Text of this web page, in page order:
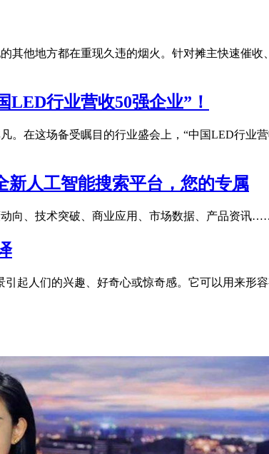
其他地方都在重现久违的烟火。针对摊主快速催
行业营收50强企业”！
在这场备受瞩目的行业盛会上，“中国LED行业
人工智能搜索平台，您的专属
向、技术突破、商业应用、市场数据、产品资讯
引起人们的兴趣、好奇心或惊奇感。它可以用来形